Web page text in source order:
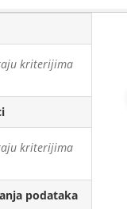
kriterijima
kriterijima
podataka